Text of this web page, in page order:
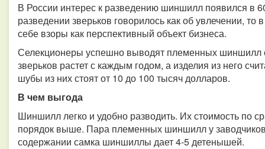
В России интерес к разведению шиншилл появился в
разведении зверьков говорилось как об увлечении,
себе взоры как перспективный объект бизнеса.
Селекционеры успешно выводят племенных шиншилл
зверьков растет с каждым годом, а изделия из него
шубы из них стоят от 10 до 100 тысяч долларов.
В чем выгода
Шиншилл легко и удобно разводить. Их стоимость по
порядок выше. Пара племенных шиншилл у
содержании самка шиншиллы дает 4-5 детенышей.